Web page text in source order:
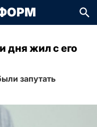
дня жил с его
запутать